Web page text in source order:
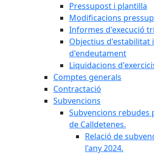
Pressupost i plantilla
Modificacions
Informes d'execució
Objectius d'estabilitat
d'endeutament
Liquidacions
Comptes generals
Contractació
Subvencions
Subvencions rebudes
de Calldetenes.
Relació de
l'any 2024.